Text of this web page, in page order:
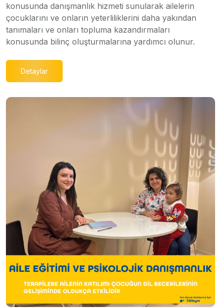
konusunda danışmanlık hizmeti sunularak ailelerin
çocuklarını ve onların yeterliliklerini daha yakından
tanımaları ve onları topluma kazandırmaları
konusunda bilinç oluşturmalarına yardımcı olunur.
Detaylar